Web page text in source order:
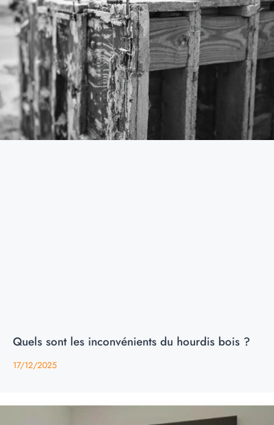
Quels sont les inconvénients du hourdis bois ?
17/12/2025